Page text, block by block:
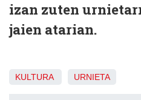
izan zuten
jaien atarian.
KULTURA URNIETA